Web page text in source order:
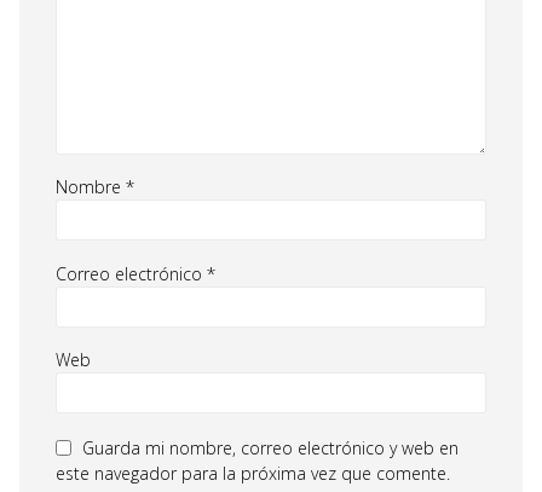
Nombre *
Correo electrónico *
Web
Guarda mi nombre, correo electrónico y web en
este navegador para la próxima vez que comente.